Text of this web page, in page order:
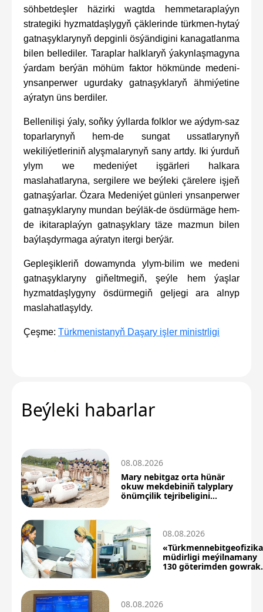
söhbetdeşler häzirki wagtda hemmetaraplaýyn
strategiki hyzmatdaşlygyň çäklerinde türkmen-hytaý
gatnaşyklarynyň depginli ösýändigini kanagatlanma
bilen bellediler. Taraplar halklaryň ýakynlaşmagyna
ýardam berýän möhüm faktor hökmünde medeni-
ynsanperwer ugurdaky gatnaşyklaryň ähmiýetine
aýratyn üns berdiler.
Bellenilişi ýaly, soňky ýyllarda folklor we aýdym-saz
toparlarynyň hem-de sungat ussatlarynyň
wekiliýetleriniň alyşmalarynyň sany artdy. Iki ýurduň
ylym we medeniýet işgärleri halkara
maslahatlaryna, sergilere we beýleki çärelere işjeň
gatnaşýarlar. Özara Medeniýet günleri ynsanperwer
gatnaşyklaryny mundan beýläk-de ösdürmäge hem-
de ikitaraplaýyn gatnaşyklary täze mazmun bilen
baýlaşdyrmaga aýratyn itergi berýär.
Gepleşikleriň dowamynda ylym-bilim we medeni
gatnaşyklaryny giňeltmegiň, şeýle hem ýaşlar
hyzmatdaşlygyny ösdürmegiň geljegi ara alnyp
maslahatlaşyldy.
Çeşme: Türkmenistanyň Daşary işler ministrligi
Beýleki habarlar
08.08.2026
Mary nebitgaz orta hünär
okuw mekdebiniň talyplary
önümçilik tejribeligini
08.08.2026
müdirligi meýilnamany
130 göterimden gowrak
08.08.2026